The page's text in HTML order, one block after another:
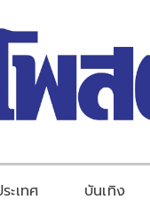
ะเทศ บันเทิง